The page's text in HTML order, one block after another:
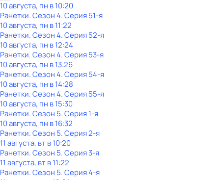
10 августа, пн в 10:20
Ранетки. Сезон 4. Серия 51-я
10 августа, пн в 11:22
Ранетки. Сезон 4. Серия 52-я
10 августа, пн в 12:24
Ранетки. Сезон 4. Серия 53-я
10 августа, пн в 13:26
Ранетки. Сезон 4. Серия 54-я
10 августа, пн в 14:28
Ранетки. Сезон 4. Серия 55-я
10 августа, пн в 15:30
Ранетки. Сезон 5. Серия 1-я
10 августа, пн в 16:32
Ранетки. Сезон 5. Серия 2-я
11 августа, вт в 10:20
Ранетки. Сезон 5. Серия 3-я
11 августа, вт в 11:22
Ранетки. Сезон 5. Серия 4-я